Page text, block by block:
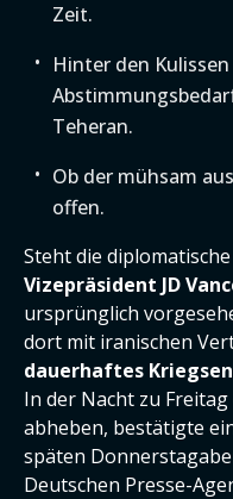
Zeit.
Hinter den
Teheran.
Ob der mühsam
offen.
Steht die
Vizepräsident JD
ursprünglich
dort mit iranischen
dauerhaftes
In der Nacht zu
abheben, bestätigte
späten
Deutschen Presse-